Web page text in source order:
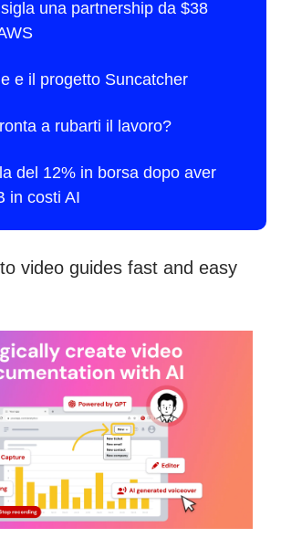
una partnership da $38
e il progetto Suncatcher
a rubarti il lavoro?
del 12% in borsa dopo aver
in costi AI
video guides fast and easy